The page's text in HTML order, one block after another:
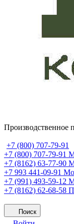
+7 (800) 707-79-91
+7 (800) 707-79-91
+7 (8162) 63-77-90
+7 993 441-09-91
+7 (991) 493-59-12
+7 (8162) 62-68-58
Поиск